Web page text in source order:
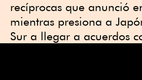
recíprocas que anunció
mientras presiona a
Sur a llegar a acuerdos